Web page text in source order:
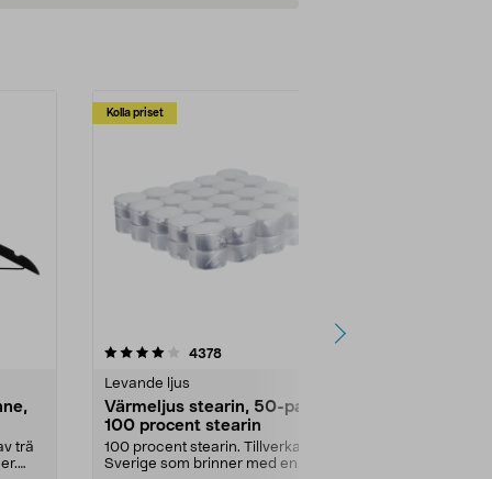
trä
Kolla priset
4378recensioner
Levande ljus
Värmeljus stearin, 50-pack,
100 procent stearin
100 procent stearin. Tillverkade i
Sverige som brinner med en
4.5av 5 stjärnor